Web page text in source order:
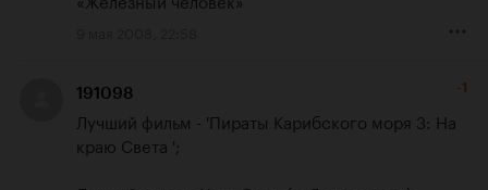
191098 -1
Лучший фильм - 'Пираты Карибского моря 3: На
краю Света ';